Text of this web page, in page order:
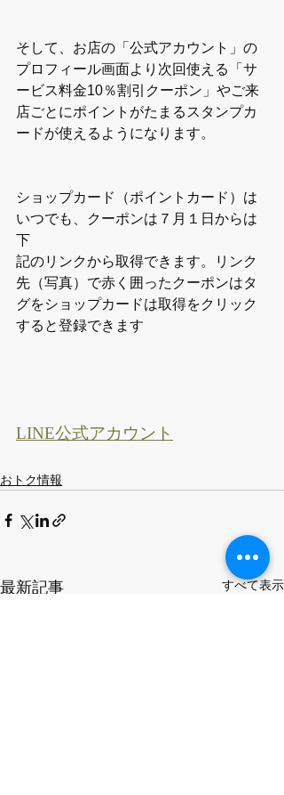
そして、お店の「公式アカウント」の
プロフィール画面より次回使える「サ
ービス料金10％割引クーポン」やご来
店ごとにポイントがたまるスタンプカ
ードが使えるようになります。
ショップカード（ポイントカード）は
いつでも、クーポンは７月１日からは
下
記のリンクから取得できます。リンク
先（写真）で赤く囲ったクーポンはタ
グをショップカードは取得をクリック
すると登録できます
LINE公式アカウント
おトク情報
最新記事 すべて表示